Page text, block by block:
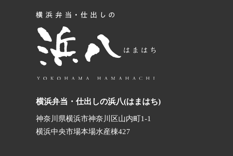
横浜弁当・仕出しの浜八(はまはち)
神奈川県横浜市神奈川区山内町1-1
横浜中央市場本場水産棟427